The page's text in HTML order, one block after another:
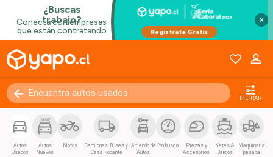
×
FILTRAR
Autos
Usados
Autos
Nuevos
Motos
Camiones, Buses y
Casa Rodante
Arriendo de
Autos
Yo busco
Piezas y
Accesorios
Yates &
Barcos
Maquinaria
pesada